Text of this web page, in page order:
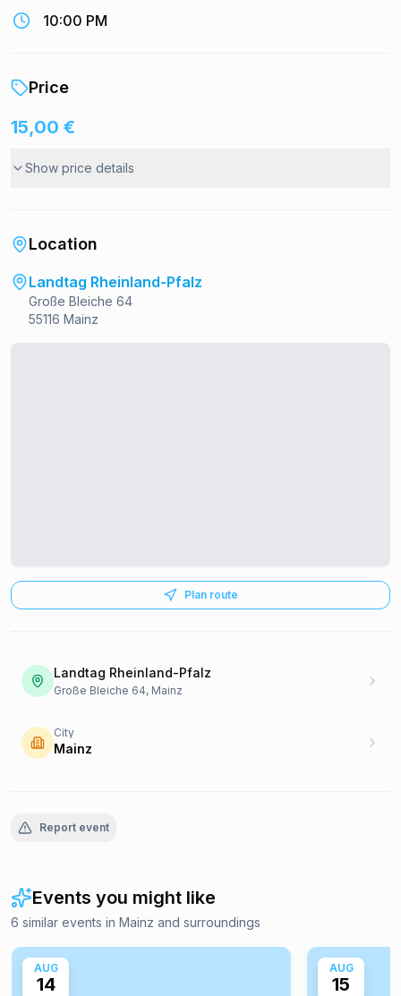
10:00 PM
Price
15,00 €
Show price details
Location
Landtag Rheinland-Pfalz
Große Bleiche 64
55116 Mainz
Plan route
Landtag Rheinland-Pfalz
Große Bleiche 64, Mainz
City
Mainz
Report event
Events you might like
6 similar events in Mainz and surroundings
AUG
14
AUG
15